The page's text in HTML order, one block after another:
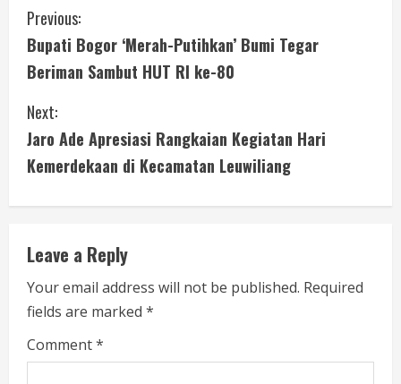
C
o
n
t
i
n
u
e
R
e
Previous:
Bupati Bogor ‘Merah-Putihkan’ Bumi Tegar
Beriman Sambut HUT RI ke-80
Next:
Jaro Ade Apresiasi Rangkaian Kegiatan Hari
Kemerdekaan di Kecamatan Leuwiliang
Leave a Reply
Your email address will not be published. Required
fields are marked *
Comment*